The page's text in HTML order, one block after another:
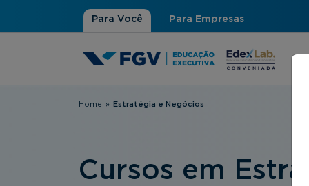
Para Você Para Empresas
Você está aqui
Home » Estratégia e Negócios
Cursos em